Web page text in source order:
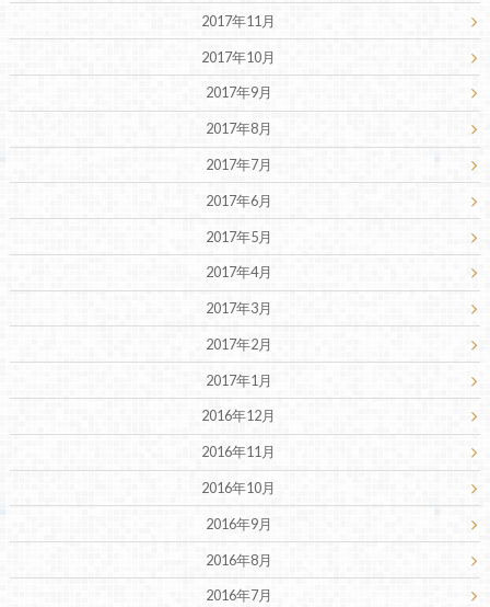
2017年11月
2017年10月
2017年9月
2017年8月
2017年7月
2017年6月
2017年5月
2017年4月
2017年3月
2017年2月
2017年1月
2016年12月
2016年11月
2016年10月
2016年9月
2016年8月
2016年7月